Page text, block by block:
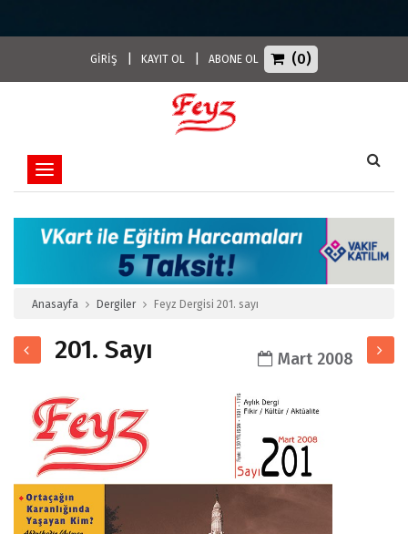
GİRİŞ KAYIT OL ABONE OL (0)
Toggle navigation
Anasayfa Dergiler Feyz Dergisi 201. sayı
201. Sayı Mart 2008